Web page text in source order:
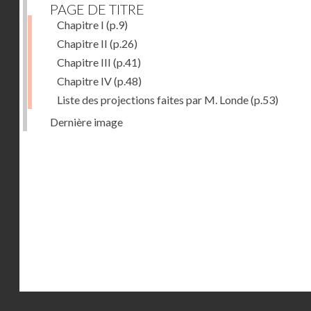
PAGE DE TITRE
Chapitre I (p.9)
Chapitre II (p.26)
Chapitre III (p.41)
Chapitre IV(p.48)
Liste des projections faites par M. Londe(p.53)
Dernière image